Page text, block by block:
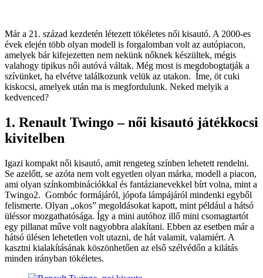
Már a 21. század kezdetén létezett tökéletes női kisautó. A 2000-es
évek elején több olyan modell is forgalomban volt az autópiacon,
amelyek bár kifejezetten nem nekünk nőknek készültek, mégis
valahogy tipikus női autóvá váltak. Még most is megdobogtatják a
szívünket, ha elvétve találkozunk velük az utakon. Íme, öt cuki
kiskocsi, amelyek után ma is megfordulunk. Neked melyik a
kedvenced?
1. Renault Twingo – női kisautó játékkocsi
kivitelben
Igazi kompakt női kisautó, amit rengeteg színben lehetett rendelni.
Se azelőtt, se azóta nem volt egyetlen olyan márka, modell a piacon,
ami olyan színkombinációkkal és fantázianevekkel bírt volna, mint a
Twingo2. Gombóc formájáról, jópofa lámpájáról mindenki egyből
felismerte. Olyan „okos” megoldásokat kapott, mint például a hátsó
üléssor mozgathatósága. Így a mini autóhoz illő mini csomagtartót
egy pillanat műve volt nagyobbra alakítani. Ebben az esetben már a
hátsó ülésen lehetetlen volt utazni, de hát valamit, valamiért. A
kasztni kialakításának köszönhetően az első szélvédőn a kilátás
minden irányban tökéletes.